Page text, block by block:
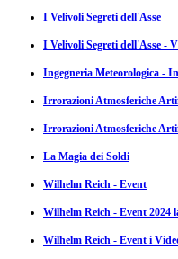
I Velivoli Segreti dell'Asse
I Velivoli Segreti dell'Asse -
Ingegneria Meteorologica -
Irrorazioni Atmosferiche
Irrorazioni Atmosferiche
La Magia dei Soldi
Wilhelm Reich - Event
Wilhelm Reich - Event 2024
Wilhelm Reich - Event i